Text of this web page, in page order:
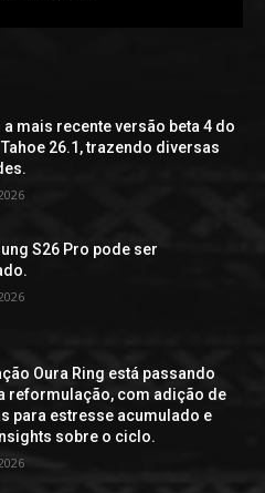
a mais recente versão beta 4 do
26.1, trazendo diversas
S26 Pro pode ser
Oura Ring está passando
reformulação, com adição de
para estresse acumulado e
sobre o ciclo.